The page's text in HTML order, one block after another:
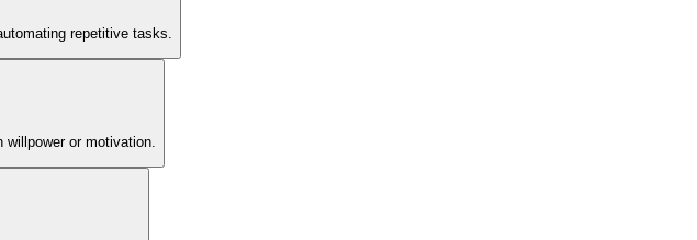
repetitive tasks.
or motivation.